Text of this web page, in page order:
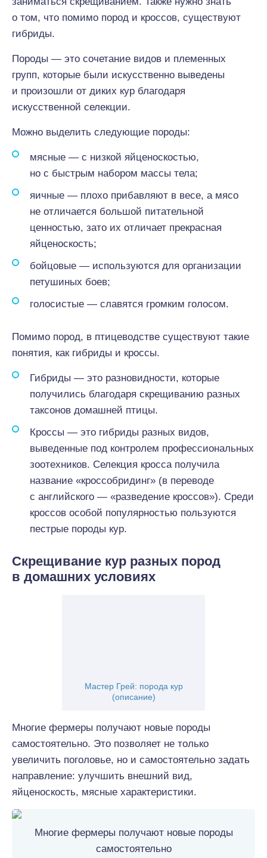
о том, что помимо пород и кроссов, существуют
гибриды.
Породы — это сочетание видов и племенных
групп, которые были искусственно выведены
и произошли от диких кур благодаря
искусственной селекции.
Можно выделить следующие породы:
мясные — с низкой яйценоскостью,
но с быстрым набором массы тела;
яичные — плохо прибавляют в весе, а мясо
не отличается большой питательной
ценностью, зато их отличает прекрасная
яйценоскость;
бойцовые — используются для организации
петушиных боев;
голосистые — славятся громким голосом.
Помимо пород, в птицеводстве существуют такие
понятия, как гибриды и кроссы.
Гибриды — это разновидности, которые
получились благодаря скрещиванию разных
таксонов домашней птицы.
Кроссы — это гибриды разных видов,
выведенные под контролем профессиональных
зоотехников. Селекция кросса получила
название «кроссобридинг» (в переводе
с английского — «разведение кроссов»). Среди
кроссов особой популярностью пользуются
пестрые породы кур.
Скрещивание кур разных пород
в домашних условиях
Мастер Грей: порода кур
(описание)
Многие фермеры получают новые породы
самостоятельно. Это позволяет не только
увеличить поголовье, но и самостоятельно задать
направление: улучшить внешний вид,
яйценоскость, мясные характеристики.
Многие фермеры получают новые породы
самостоятельно